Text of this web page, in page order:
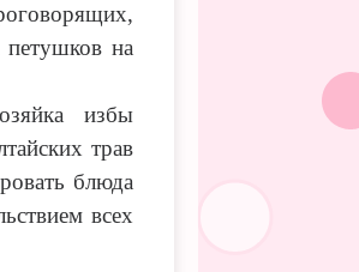
петушков на
избы
трав
блюда
всех